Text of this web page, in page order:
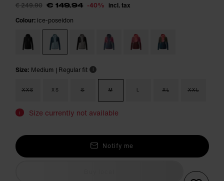
€ 249.90 € 149.94 -40% incl. tax
Colour: ice-poseidon
Size: Medium | Regular fit i
XXS XS S M L XL XXL
i Size currently not available
Notify me